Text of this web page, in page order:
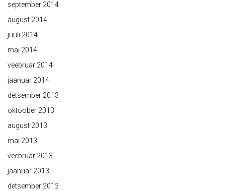
september 2014
august 2014
juuli 2014
mai 2014
veebruar 2014
jaanuar 2014
detsember 2013
oktoober 2013
august 2013
mai 2013
veebruar 2013
jaanuar 2013
detsember 2012